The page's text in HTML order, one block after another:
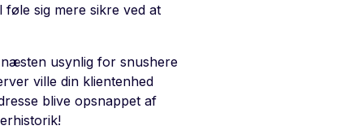
sig mere sikre ved at
usynlig for snushere
ville din klientenhed
blive opsnappet af